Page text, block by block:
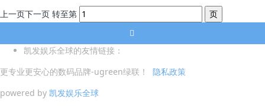
上一页下一页 转至第
凯发娱乐全球的友情链接：
更专业更安心的数码品牌-ugreen绿联！ 隐私政策
powered by 凯发娱乐全球